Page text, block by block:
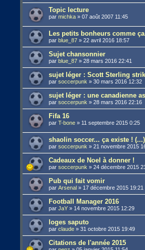
Topic lecture
parmichka »07 août 2007 11:45
Les petits bonheurs comme
parblue_87 »22 avril 2016 18:57
Sujet chansonnier
parblue_87 »28 mars 2016 22:41
sujet léger : Scott Sterling
parsoccerpunk »30 mars 2016 12:32
sujet léger : une canadienne
parsoccerpunk »28 mars 2016 22:16
Fifa 16
parT-bone » 11 septembre 2015 0:25
shaolin soccer... ça existe ! (...)
parsoccerpunk »21 novembre 2015
Cadeaux de Noel à donner !
parsoccerpunk »24 décembre 2015
Pub qui fait vomir
parArsenal » 17 décembre 2015 19:21
Football Manager 2016
parJaY » 14 novembre 2015 12:29
loges saputo
parclaude »31 octobre 2015 19:49
Citations de l'année 2015